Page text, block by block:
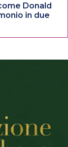
Donald
in due